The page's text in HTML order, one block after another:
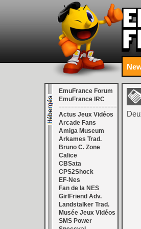
EmuFrance Forum
EmuFrance IRC
===================
Actus Jeux Vidéos
Arcade Fans
Amiga Museum
Arkames Trad.
Bruno C. Zone
Calice
CBSata
CPS2Shock
EF-Nes
Fan de la NES
GirlFriend Adv.
Landstalker Trad.
Musée Jeux Vidéos
SMS Power